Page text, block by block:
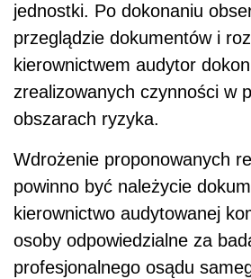
jednostki. Po dokonaniu
przeglądzie dokumentów i
kierownictwem audytor
zrealizowanych czynności w
obszarach ryzyka.
Wdrożenie proponowanych
powinno być należycie
kierownictwo audytowanej
osoby odpowiedzialne za
profesjonalnego osądu